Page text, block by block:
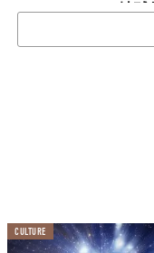
地球
境があったことを示す
億3500万年前とされ
も前に
同チームは、ガボンの
ていた場所があり、そ
」と
生み出した可能性があ
と推測できるとか。
CULTURE